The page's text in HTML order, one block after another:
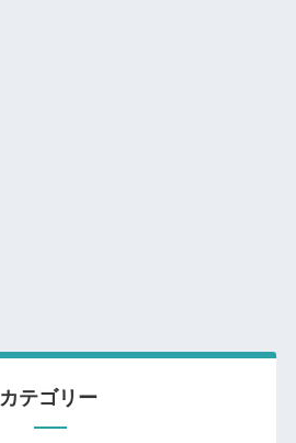
カテゴリー